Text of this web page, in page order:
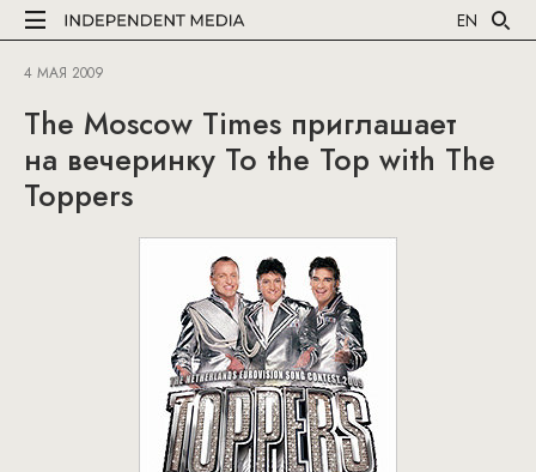
EN
4 МАЯ 2009
The Moscow Times приглашает
на вечеринку To the Top with The
Toppers